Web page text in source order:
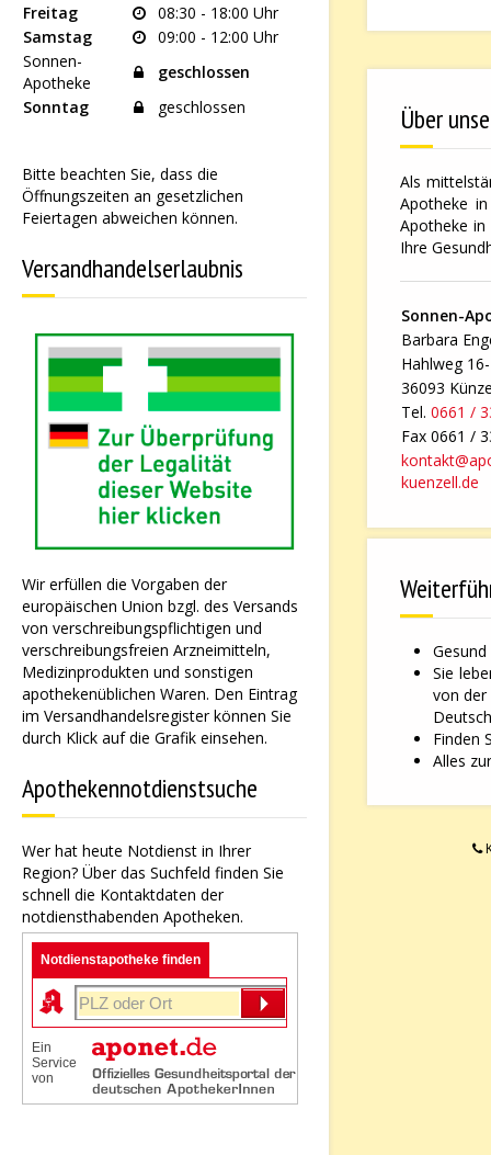
Freitag
08:30 - 18:00 Uhr
Samstag
09:00 - 12:00 Uhr
Sonnen-
Apotheke
geschlossen
Sonntag
geschlossen
Bitte beachten Sie, dass die
Öffnungszeiten an gesetzlichen
Feiertagen abweichen können.
Versandhandelserlaubnis
Wir erfüllen die Vorgaben der
europäischen Union bzgl. des Versands
von verschreibungspflichtigen und
verschreibungsfreien Arzneimitteln,
Medizinprodukten und sonstigen
apothekenüblichen Waren. Den Eintrag
im Versandhandelsregister können Sie
durch Klick auf die Grafik einsehen.
Apothekennotdienstsuche
Wer hat heute Notdienst in Ihrer
Region? Über das Suchfeld finden Sie
schnell die Kontaktdaten der
notdiensthabenden Apotheken.
Notdienstapotheke finden
Ein
Service
von
Über
Als
Apotheke
Apotheke in
Ihre
Sonnen-
Barbara
Hahlweg
36093
Tel. 0661 /
Fax 0661 /
kuenzell.de
Sie
von der
Finden
Alles